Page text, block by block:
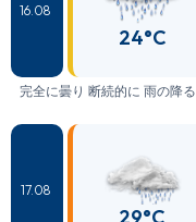
16.08
24°C
完全に曇り 断続的に 雨の降る
17.08
29°C